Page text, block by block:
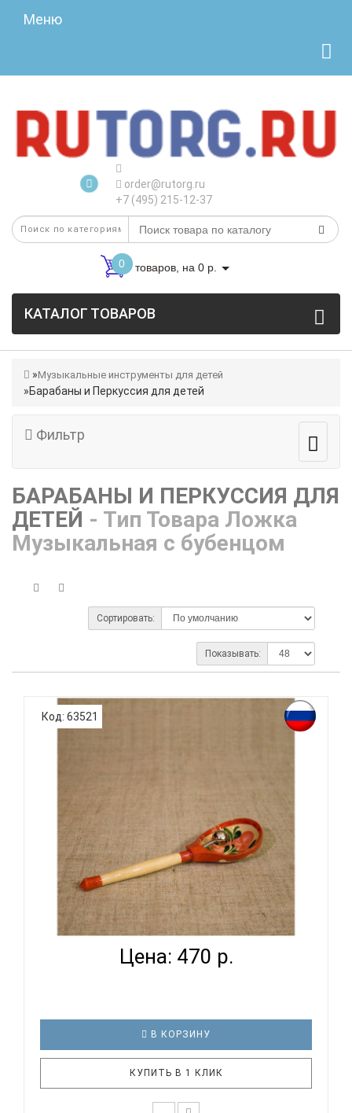
Меню
order@rutorg.ru
+7 (495) 215-12-37
0 товаров, на 0 р.
КАТАЛОГ ТОВАРОВ
Музыкальные инструменты для детей
Барабаны и Перкуссия для детей
Фильтр
БАРАБАНЫ И ПЕРКУССИЯ ДЛЯ
ДЕТЕЙ - Тип Товара Ложка
Музыкальная с бубенцом
Сортировать:
Показывать:
Код: 63521
МАСТЕРСКАЯ СЕРЕБРОВА К2-ЛЖ-02 - ЛОЖКА
МУЗЫКАЛЬНАЯ ...
Цена: 470 р.
В КОРЗИНУ
КУПИТЬ В 1 КЛИК